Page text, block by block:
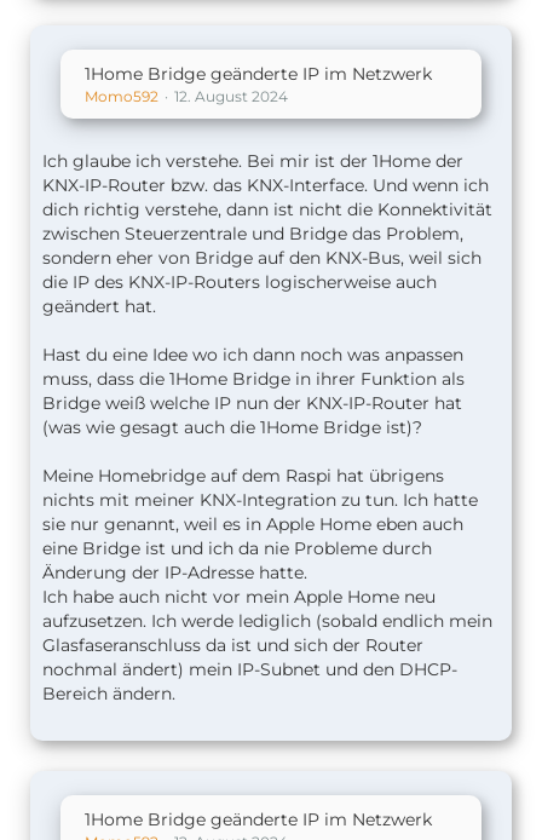
1Home Bridge geänderte IP im Netzwerk
Momo592 12. August 2024
Ich glaube ich verstehe. Bei mir ist der 1Home der
KNX-IP-Router bzw. das KNX-Interface. Und wenn ich
dich richtig verstehe, dann ist nicht die Konnektivität
zwischen Steuerzentrale und Bridge das Problem,
sondern eher von Bridge auf den KNX-Bus, weil sich
die IP des KNX-IP-Routers logischerweise auch
geändert hat.
Hast du eine Idee wo ich dann noch was anpassen
muss, dass die 1Home Bridge in ihrer Funktion als
Bridge weiß welche IP nun der KNX-IP-Router hat
(was wie gesagt auch die 1Home Bridge ist)?
Meine Homebridge auf dem Raspi hat übrigens
nichts mit meiner KNX-Integration zu tun. Ich hatte
sie nur genannt, weil es in Apple Home eben auch
eine Bridge ist und ich da nie Probleme durch
Änderung der IP-Adresse hatte.
Ich habe auch nicht vor mein Apple Home neu
aufzusetzen. Ich werde lediglich (sobald endlich mein
Glasfaseranschluss da ist und sich der Router
nochmal ändert) mein IP-Subnet und den DHCP-
Bereich ändern.
1Home Bridge geänderte IP im Netzwerk